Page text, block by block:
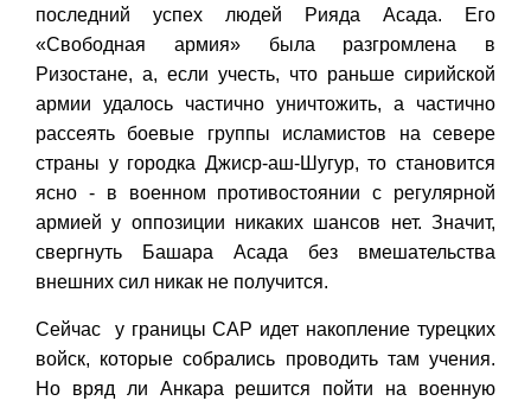
последний успех людей Рияда Асада. Его
«Свободная армия» была разгромлена в
Ризостане, а, если учесть, что раньше сирийской
армии удалось частично уничтожить, а частично
рассеять боевые группы исламистов на севере
страны у городка Джиср-аш-Шугур, то становится
ясно - в военном противостоянии с регулярной
армией у оппозиции никаких шансов нет. Значит,
свергнуть Башара Асада без вмешательства
внешних сил никак не получится.
Сейчас у границы САР идет накопление турецких
войск, которые собрались проводить там учения.
Но вряд ли Анкара решится пойти на военную